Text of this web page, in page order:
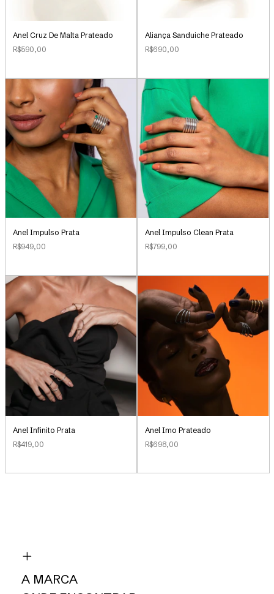
Anel Cruz De Malta Prateado
R$590,00
Aliança Sanduiche Prateado
R$690,00
Anel Impulso Prata
R$949,00
Anel Impulso Clean Prata
R$799,00
Anel Infinito Prata
R$419,00
Anel Imo Prateado
R$698,00
A MARCA